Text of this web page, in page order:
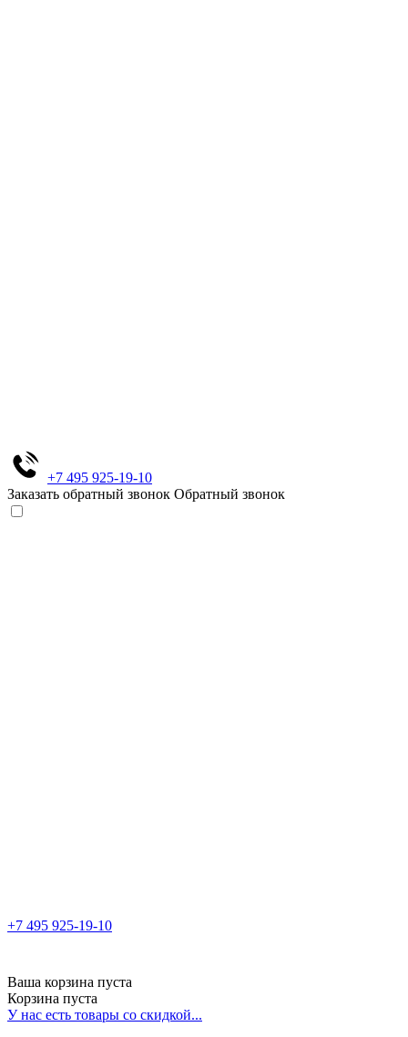
+7 495 925-19-10
Заказать обратный звонок Обратный звонок
+7 495 925-19-10
Ваша корзина пуста
Корзина пуста
У нас есть товары со скидкой...